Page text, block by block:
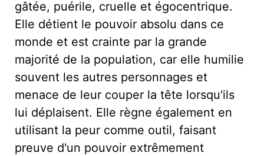
gâtée, puérile, cruelle et égocentrique.
Elle détient le pouvoir absolu dans ce
monde et est crainte par la grande
majorité de la population, car elle humilie
souvent les autres personnages et
menace de leur couper la tête lorsqu'ils
lui déplaisent. Elle règne également en
utilisant la peur comme outil, faisant
preuve d'un pouvoir extrêmement